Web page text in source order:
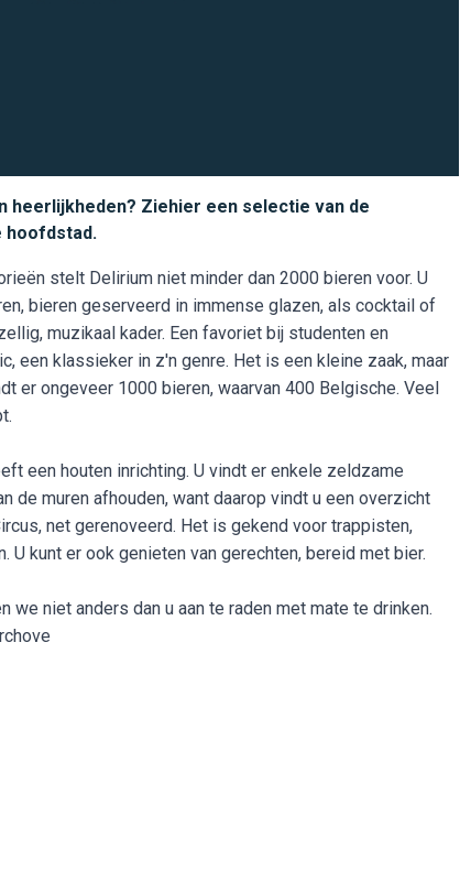
heerlijkheden? Ziehier een selectie van de
hoofdstad.
stelt Delirium niet minder dan 2000 bieren voor. U
bieren geserveerd in immense glazen, als cocktail of
muzikaal kader. Een favoriet bij studenten en
een klassieker in z'n genre. Het is een kleine zaak, maar
er ongeveer 1000 bieren, waarvan 400 Belgische. Veel
een houten inrichting. U vindt er enkele zeldzame
de muren afhouden, want daarop vindt u een overzicht
net gerenoveerd. Het is gekend voor trappisten,
U kunt er ook genieten van gerechten, bereid met bier.
we niet anders dan u aan te raden met mate te drinken.